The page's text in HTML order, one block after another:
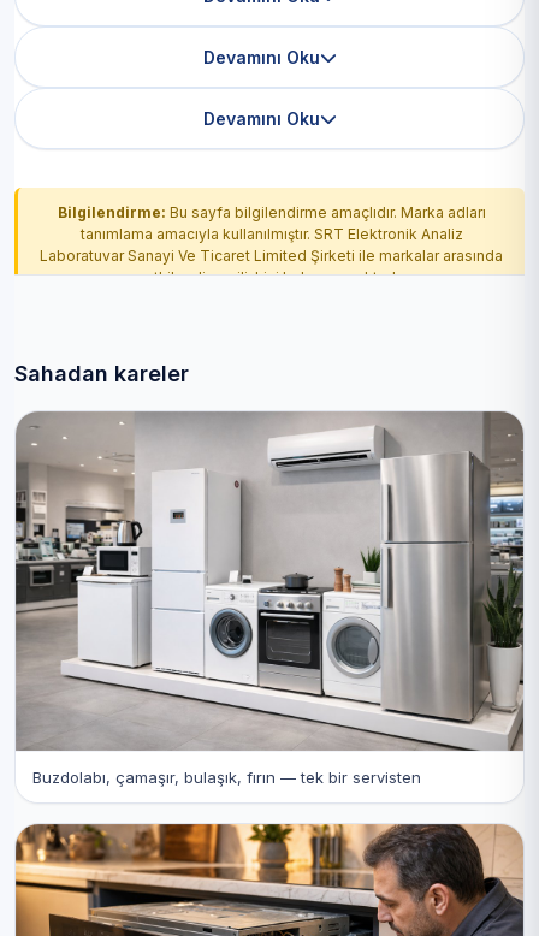
Devamını Oku
Devamını Oku
Bilgilendirme: Bu sayfa bilgilendirme amaçlıdır. Marka adları
tanımlama amacıyla kullanılmıştır. SRT Elektronik Analiz
Laboratuvar Sanayi Ve Ticaret Limited Şirketi ile markalar arasında
yetkilendirme ilişkisi bulunmamaktadır.
Sahadan kareler
Buzdolabı, çamaşır, bulaşık, fırın — tek bir servisten